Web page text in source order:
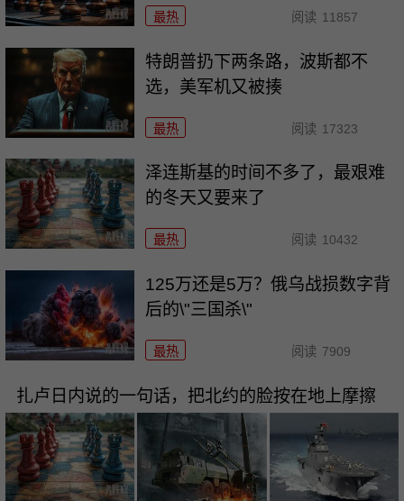
最热 阅读 11857
特朗普扔下两条路，波斯都不
选，美军机又被揍
最热 阅读 17323
泽连斯基的时间不多了，最艰难
的冬天又要来了
最热 阅读 10432
125万还是5万？俄乌战损数字背
后的\"三国杀\"
最热 阅读 7909
扎卢日内说的一句话，把北约的脸按在地上摩擦